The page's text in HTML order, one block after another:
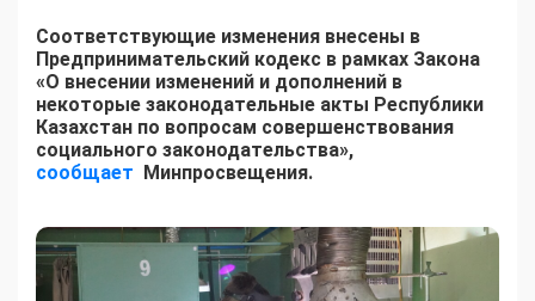
Соответствующие изменения внесены в
Предпринимательский кодекс в рамках Закона
«О внесении изменений и дополнений в
некоторые законодательные акты Республики
Казахстан по вопросам совершенствования
социального законодательства»,
сообщает Минпросвещения.